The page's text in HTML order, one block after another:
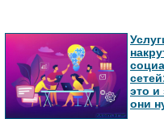
это и
они